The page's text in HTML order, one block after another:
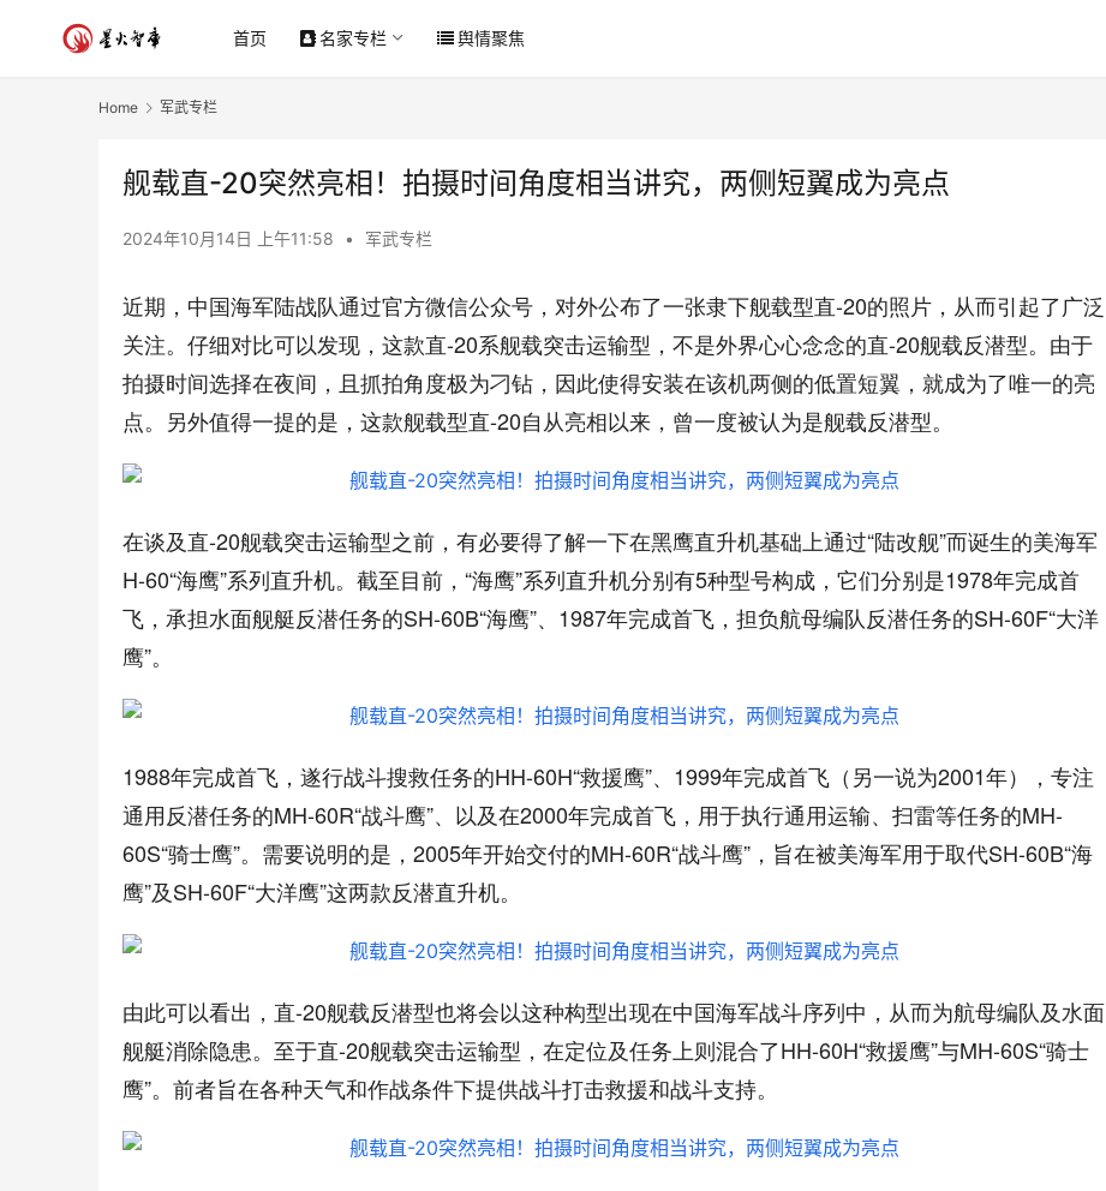
首页 名家专栏 舆情聚焦
Home 军武专栏
舰载直-20突然亮相！拍摄时间角度相当讲究，两侧短翼成为亮点
2024年10月14日 上午11:58 • 军武专栏
近期，中国海军陆战队通过官方微信公众号，对外公布了一张隶下舰载型直-20的照片，从而引起了广泛
关注。仔细对比可以发现，这款直-20系舰载突击运输型，不是外界心心念念的直-20舰载反潜型。由于
拍摄时间选择在夜间，且抓拍角度极为刁钻，因此使得安装在该机两侧的低置短翼，就成为了唯一的亮
点。另外值得一提的是，这款舰载型直-20自从亮相以来，曾一度被认为是舰载反潜型。
在谈及直-20舰载突击运输型之前，有必要得了解一下在黑鹰直升机基础上通过“陆改舰”而诞生的美海军
H-60“海鹰”系列直升机。截至目前，“海鹰”系列直升机分别有5种型号构成，它们分别是1978年完成首
飞，承担水面舰艇反潜任务的SH-60B“海鹰”、1987年完成首飞，担负航母编队反潜任务的SH-60F“大洋
鹰”。
1988年完成首飞，遂行战斗搜救任务的HH-60H“救援鹰”、1999年完成首飞（另一说为2001年），专注
通用反潜任务的MH-60R“战斗鹰”、以及在2000年完成首飞，用于执行通用运输、扫雷等任务的MH-
60S“骑士鹰”。需要说明的是，2005年开始交付的MH-60R“战斗鹰”，旨在被美海军用于取代SH-60B“海
鹰”及SH-60F“大洋鹰”这两款反潜直升机。
由此可以看出，直-20舰载反潜型也将会以这种构型出现在中国海军战斗序列中，从而为航母编队及水面
舰艇消除隐患。至于直-20舰载突击运输型，在定位及任务上则混合了HH-60H“救援鹰”与MH-60S“骑士
鹰”。前者旨在各种天气和作战条件下提供战斗打击救援和战斗支持。